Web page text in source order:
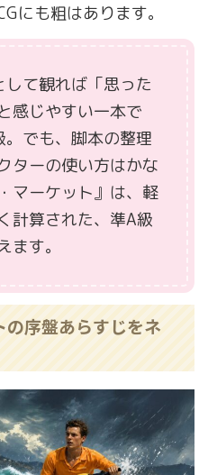
にも粗はあります。
て観れば「思った
感じやすい一本で
でも、脚本の整理
ターの使い方はかな
マーケット』は、軽
計算された、準A級
す。
序盤あらすじをネ